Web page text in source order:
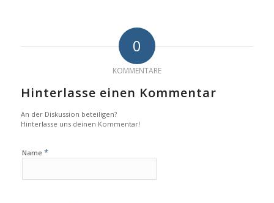
0
KOMMENTARE
Hinterlasse einen Kommentar
An der Diskussion beteiligen?
Hinterlasse uns deinen Kommentar!
Name *